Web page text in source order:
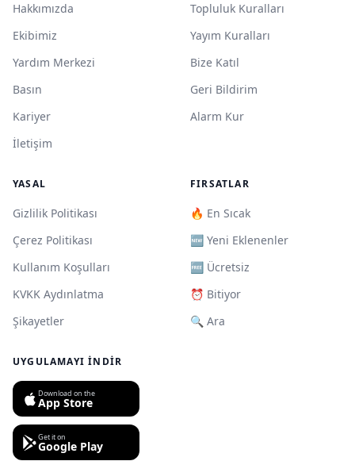
Hakkımızda
Ekibimiz
Yardım Merkezi
Basın
Kariyer
İletişim
Topluluk Kuralları
Yayım Kuralları
Bize Katıl
Geri Bildirim
Alarm Kur
YASAL
Gizlilik Politikası
Çerez Politikası
Kullanım Koşulları
KVKK Aydınlatma
Şikayetler
FIRSATLAR
🔥 En Sıcak
🆕 Yeni Eklenenler
🆓 Ücretsiz
⏰ Bitiyor
🔍 Ara
UYGULAMAYI İNDIR
Download on the
App Store
Get it on
Google Play